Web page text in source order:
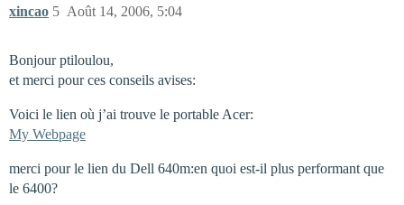
xincao Août 14, 2006, 5:04
5
Bonjour ptiloulou,
et merci pour ces conseils avises:
Voici le lien où j’ai trouve le portable Acer:
My Webpage
merci pour le lien du Dell 640m:en quoi est-il plus performant que
le 6400?